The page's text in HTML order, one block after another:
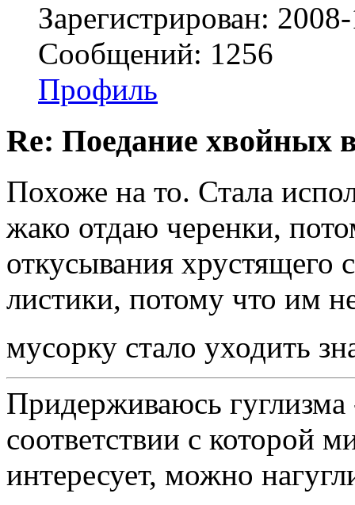
Зарегистрирован:
Сообщений: 1256
Профиль
Re: Поедание хвойных
Похоже на то. Стала
жако отдаю черенки,
откусывания хрустящего
листики, потому что им
мусорку стало уходить
Придерживаюсь
соответствии с которой
интересует, можно